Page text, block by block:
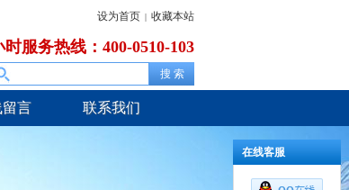
设为首页 | 收藏本站
时服务热线：400-0510-103
言 联系我们
在线客服